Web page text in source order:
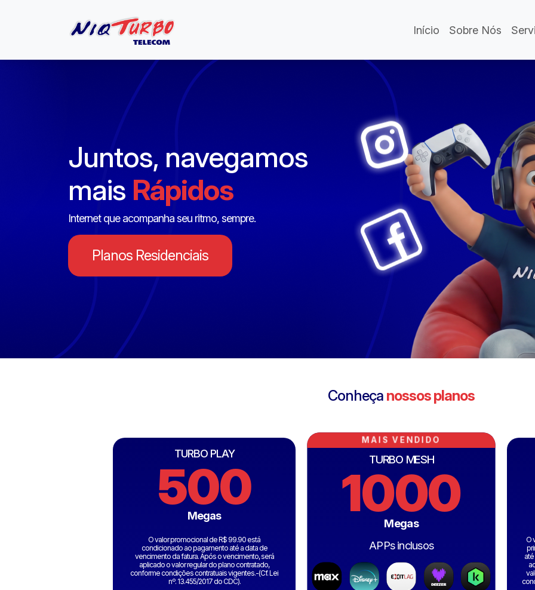
Início Sobre Nós
Juntos, navegamos
mais Rápidos
Internet que acompanha seu ritmo, sempre.
Planos Residenciais
Conheça nossos planos
TURBO PLAY
500
Megas
O valor promocional de R$ 99.90 está
condicionado ao pagamento até a data de
vencimento da fatura. Após o vencimento, será
aplicado o valor regular do plano contratado,
conforme condições contratuais vigentes.-(Cf. Lei
nº. 13.455/2017 do CDC).
MAIS VENDIDO
TURBO MESH
1000
Megas
APPs inclusos
O